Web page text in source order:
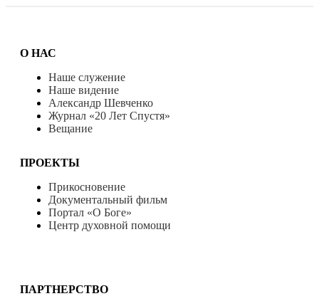
О НАС
Наше служение
Наше видение
Александр Шевченко
Журнал «20 Лет Спустя»
Вещание
ПРОЕКТЫ
Прикосновение
Документальный фильм
Портал «О Боге»
Центр духовной помощи
ПАРТНЕРСТВО